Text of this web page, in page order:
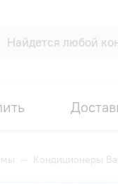
— Кондиционеры